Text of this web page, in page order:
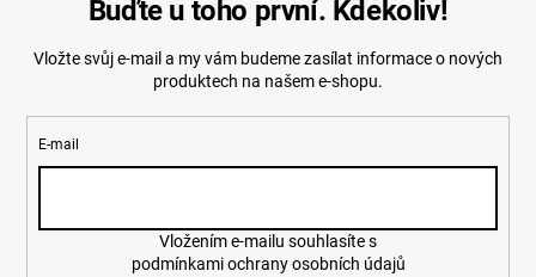
Buďte u toho první. Kdekoliv!
Vložte svůj e-mail a my vám budeme zasílat informace o nových
produktech na našem e-shopu.
E-mail
podmínkami ochrany osobních údajů